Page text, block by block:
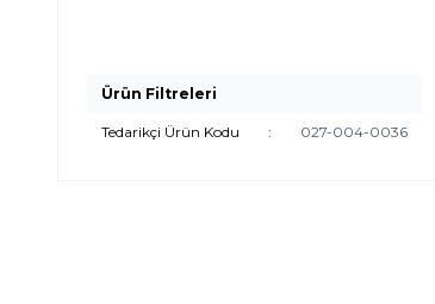
Ürün Filtreleri
Tedarikçi Ürün Kodu : 027-004-0036